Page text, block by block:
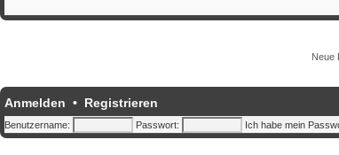
Neue
Anmelden • Registrieren
Benutzername: Passwort: Ich habe mein